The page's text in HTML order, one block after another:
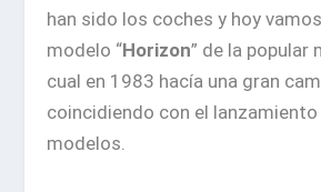
han sido los coches y hoy
modelo “Horizon” de la popular
cual en 1983 hacía una gran
coincidiendo con el
modelos.